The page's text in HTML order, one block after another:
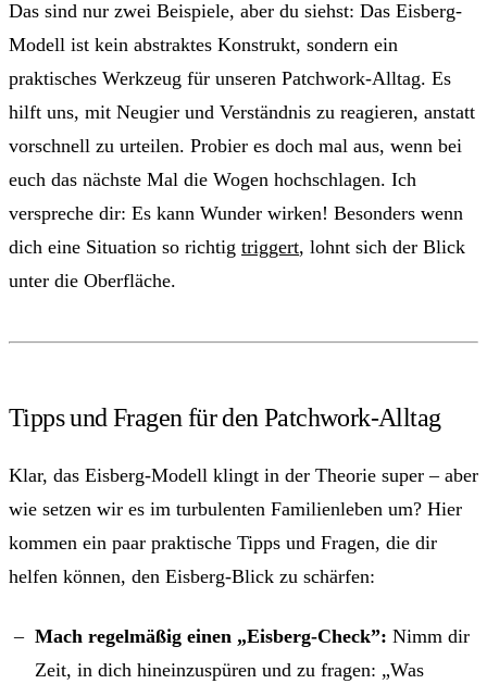
Das sind nur zwei Beispiele, aber du siehst: Das Eisberg-
Modell ist kein abstraktes Konstrukt, sondern ein
praktisches Werkzeug für unseren Patchwork-Alltag. Es
hilft uns, mit Neugier und Verständnis zu reagieren, anstatt
vorschnell zu urteilen. Probier es doch mal aus, wenn bei
euch das nächste Mal die Wogen hochschlagen. Ich
verspreche dir: Es kann Wunder wirken! Besonders wenn
dich eine Situation so richtig triggert, lohnt sich der Blick
unter die Oberfläche.
Tipps und Fragen für den Patchwork-Alltag
Klar, das Eisberg-Modell klingt in der Theorie super – aber
wie setzen wir es im turbulenten Familienleben um? Hier
kommen ein paar praktische Tipps und Fragen, die dir
helfen können, den Eisberg-Blick zu schärfen:
Mach regelmäßig einen „Eisberg-Check”: Nimm dir
Zeit, in dich hineinzuspüren und zu fragen: „Was